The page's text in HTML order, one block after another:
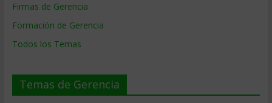
Firmas de Gerencia
Formación de Gerencia
Todos los Temas
Temas de Gerencia